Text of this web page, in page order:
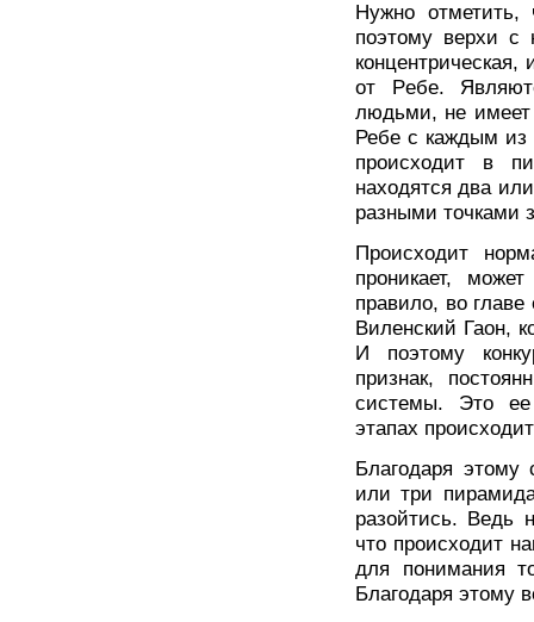
Нужно отметить,
поэтому верхи с
от Pебе.
людьми, не имеет
Ребе с каждым из
происходит в
находятся два
разными точками
Происходит
проникает,
правило, во
Виленский Гаон,
И поэтому
признак,
системы. Это ее
этапах
Благодаря этому
или три
разойтись. Ведь
что происходит
для понимания
Благодаря этому